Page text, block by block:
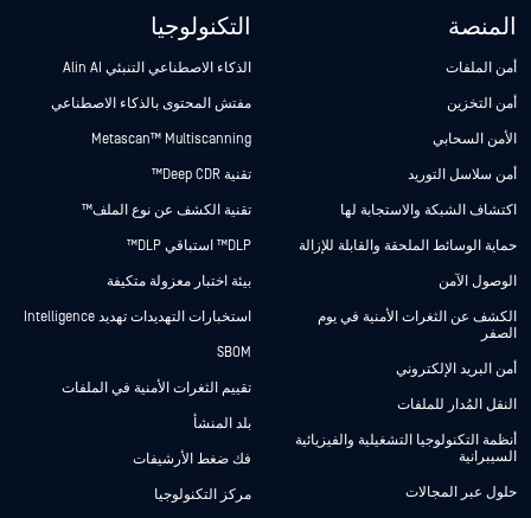
المنصة
أمن الملفات
أمن التخزين
الأمن السحابي
أمن سلاسل التوريد
اكتشاف الشبكة والاستجابة لها
حماية الوسائط الملحقة والقابلة للإزالة
الوصول الآمن
الكشف عن الثغرات الأمنية في يوم
الصفر
أمن البريد الإلكتروني
النقل المُدار للملفات
أنظمة التكنولوجيا التشغيلية والفيزيائية
السيبرانية
حلول عبر المجالات
التكنولوجيا
الذكاء الاصطناعي التنبئي Alin AI
مفتش المحتوى بالذكاء الاصطناعي
Metascan™ Multiscanning
تقنية Deep CDR™
تقنية الكشف عن نوع الملف™
DLP™ استباقي DLP™
بيئة اختبار معزولة متكيفة
استخبارات التهديدات تهديد Intelligence
SBOM
تقييم الثغرات الأمنية في الملفات
بلد المنشأ
فك ضغط الأرشيفات
مركز التكنولوجيا